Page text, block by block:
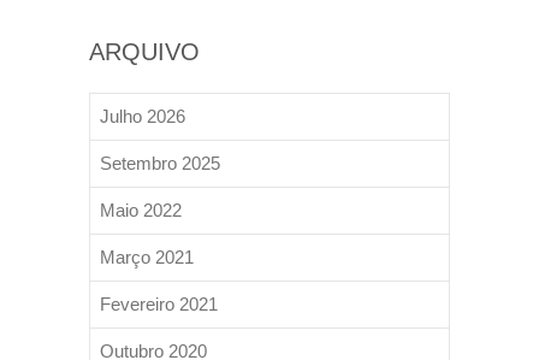
ARQUIVO
Julho 2026
Setembro 2025
Maio 2022
Março 2021
Fevereiro 2021
Outubro 2020